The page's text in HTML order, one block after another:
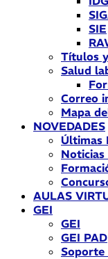
SIE
Títulos
Salud
Correo
Mapa
NOVEDADES
Últimas
Noticias
AULAS
GEI
GEI
GEI PAD
Soporte